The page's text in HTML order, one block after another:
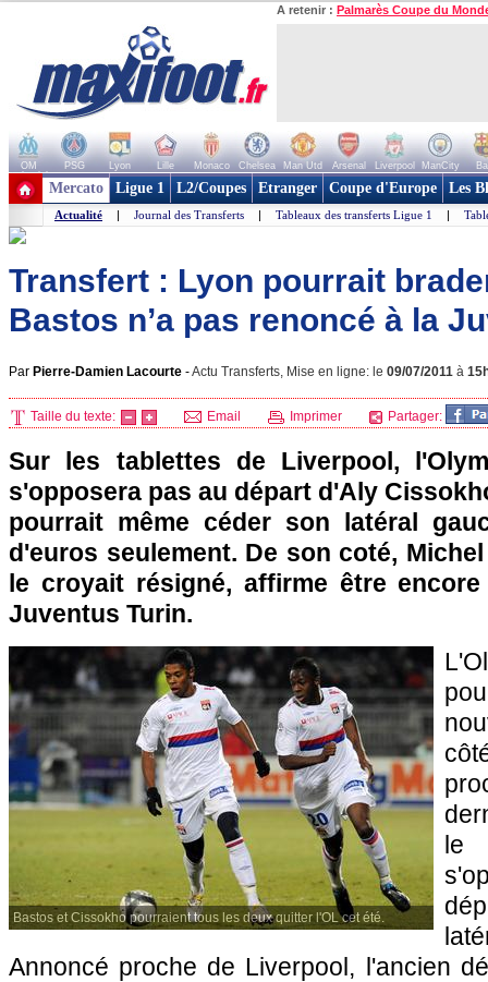
A retenir : Palmarès Coupe du
OM PSG Lyon Lille Monaco Chelsea Man Utd Arsenal Liverpool ManCity
+ de clubs
Mercato Ligue 1 L2/Coupes Etranger Coupe d'Europe Les
Actualité | Journal des Transferts | Tableaux des transferts Ligue 1 |
Transfert : Lyon pourrait
Bastos n’a pas renoncé à la
Par Pierre-Damien Lacourte -Actu Transferts, Mise en ligne: le 09/07/2011 à
Taille du texte: Email Imprimer Partager:
Sur les tablettes de Liverpool,
s'opposera pas au départ d'Aly
pourrait même céder son latéral
d'euros seulement. De son coté,
le croyait résigné, affirme être
Juventus Turin.
Bastos et Cissokho pourraient tous les deux quitter l'OL cet été.
le
Annoncé proche de Liverpool, l'ancien